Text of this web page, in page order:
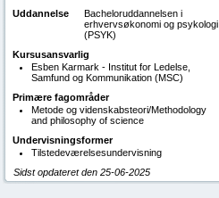
Uddannelse
Bacheloruddannelsen i
erhvervsøkonomi og psykologi
(PSYK)
Kursusansvarlig
Esben Karmark - Institut for Ledelse,
Samfund og Kommunikation (MSC)
Primære fagområder
Metode og videnskabsteori/Methodology
and philosophy of science
Undervisningsformer
Tilstedeværelsesundervisning
Sidst opdateret den 25-06-2025